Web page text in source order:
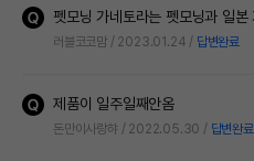
러블코코맘 2023.01.24 답변완료
제품이 일주일째안옴
돈만이사랑햐 2022.05.30 답변완료